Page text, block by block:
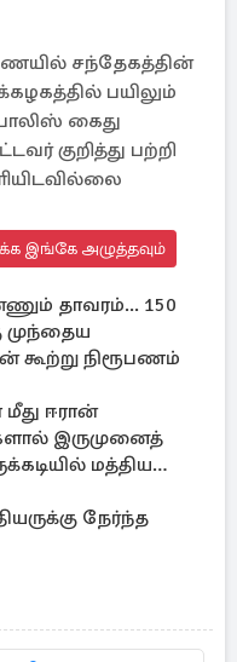
சந்தேகத்தின்
பயிலும்
கைது
குறித்து பற்றி
இங்கே அழுத்தவும்
தாவரம்... 150
முந்தைய
கூற்று நிரூபணம்
மீது ஈரான்
இருமுனைத்
மத்திய
நேர்ந்த